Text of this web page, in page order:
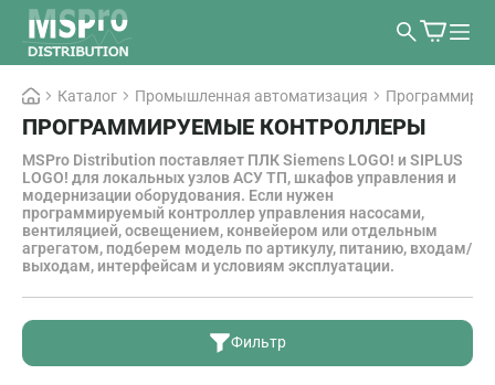
Каталог Промышленная автоматизация
ПРОГРАММИРУЕМЫЕ КОНТРОЛЛЕРЫ
MSPro Distribution поставляет ПЛК Siemens LOGO! и SIPLUS
LOGO! для локальных узлов АСУ ТП, шкафов управления и
модернизации оборудования. Если нужен
программируемый контроллер управления насосами,
вентиляцией, освещением, конвейером или отдельным
агрегатом, подберем модель по артикулу, питанию, входам/
выходам, интерфейсам и условиям эксплуатации.
Фильтр